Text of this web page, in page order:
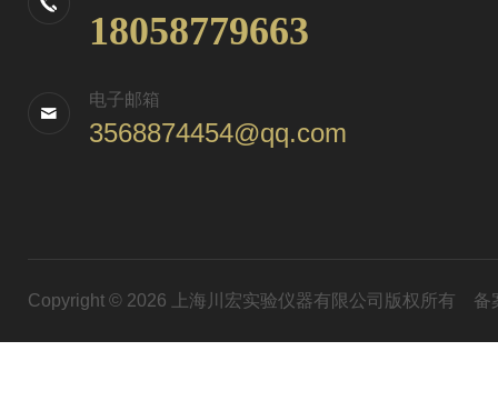
18058779663
电子邮箱
3568874454@qq.com
Copyright © 2026 上海川宏实验仪器有限公司版权所有 备